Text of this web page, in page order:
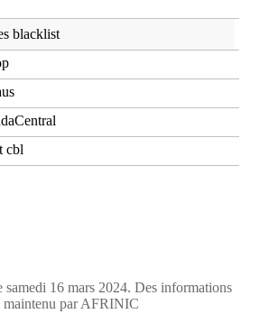
blacklist
cbl
samedi 16 mars 2024. Des informations
maintenu par AFRINIC